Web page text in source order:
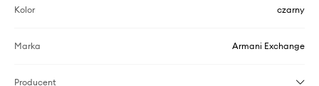
Kolor czarny
Marka Armani Exchange
Producent